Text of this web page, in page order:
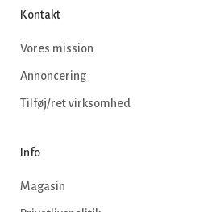
Kontakt
Vores mission
Annoncering
Tilføj/ret virksomhed
Info
Magasin